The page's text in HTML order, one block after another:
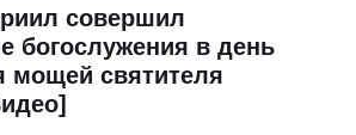
совершил
богослужения в день
мощей святителя